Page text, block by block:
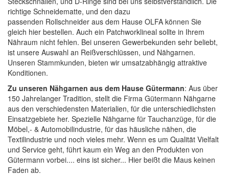
richtige Schneidematte, und den dazu
passenden Rollschneider aus dem Hause OLFA können Sie
gleich hier bestellen. Auch ein Patchworklineal sollte in Ihrem
Nähraum nicht fehlen. Bei unseren Gewerbekunden sehr beliebt,
ist unsere Auswahl an Reißverschlüssen, und Nähgarnen.
Unseren Stammkunden, bieten wir umsatzabhängig attraktive
Konditionen.
Zu unseren Nähgarnen aus dem Hause Gütermann: Aus über
150 Jahrelanger Tradition, stellt die Firma Gütermann Nähgarne
aus den verschiedensten Materialien, für die unterschiedlichsten
Einsatzgebiete her. Spezielle Nähgarne für Tauchanzüge, für die
Möbel,- & Automobilindustrie, für das häusliche nähen, die
Textilindustrie und noch vieles mehr. Wenn es um Qualität Vielfalt
und Service geht, führt kaum ein Weg an den Produkten von
Gütermann vorbei.... eins ist sicher... Hier beißt die Maus keinen
Faden ab.